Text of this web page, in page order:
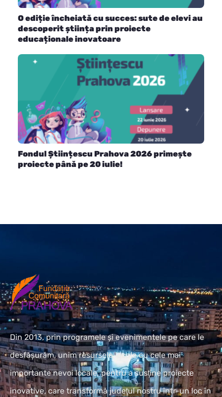
O ediție încheiată cu succes: sute de elevi au
descoperit știința prin proiecte
educaționale inovatoare
Fondul Științescu Prahova 2026 primește
proiecte până pe 20 iulie!
Din 2013, prin programele și evenimentele pe care le
desfășurăm, unim resursele locale cu cele mai
importante nevoi locale, pentru a susţine proiecte
inovative, care transformă judeţul nostru într-un loc în